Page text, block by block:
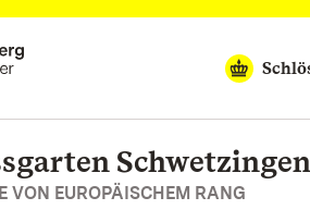
Schwetzingen
VON EUROPÄISCHEM RANG